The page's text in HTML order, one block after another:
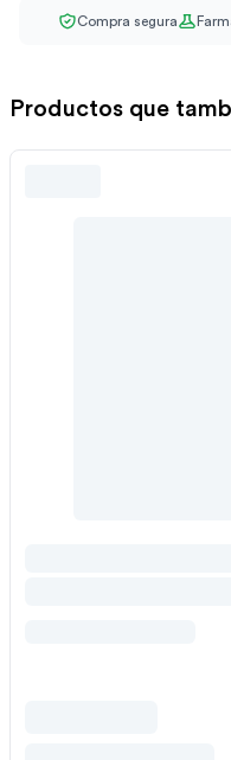
Compra segura
Productos que